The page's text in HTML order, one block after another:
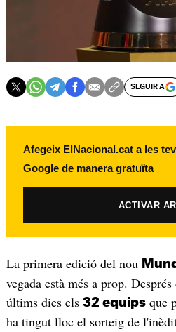
SEGUIR A
Afegeix ElNacional.cat a les
Google de manera gratuïta
ACTIVAR
La primera edició del nou
vegada està més a prop.
últims dies els 32 equipsque
ha tingut lloc el sorteig de